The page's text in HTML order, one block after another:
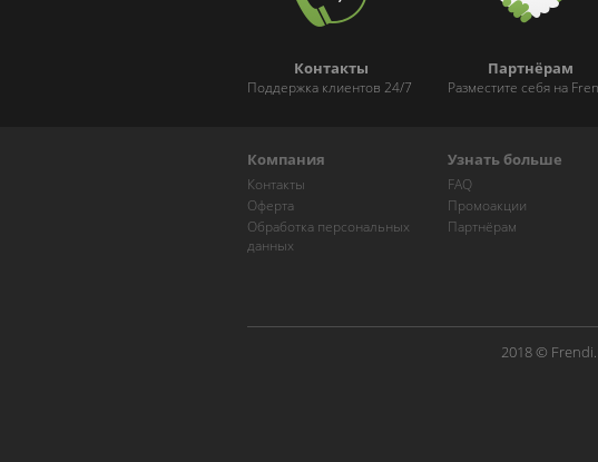
Контакты
Поддержка клиентов 24/7
Партнёрам
Разместите себя на
Компания
Контакты
Оферта
Обработка персональных
данных
Узнать больше
FAQ
Промоакции
Партнёрам
2018 ©